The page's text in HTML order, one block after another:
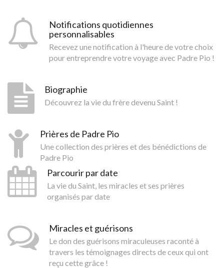
Notifications quotidiennes
personnalisables
Recevez une notification à l'heure de votre choix
pour entreprendre votre voyage avec Padre Pio !
Biographie
Découvrez la vie du frère devenu Saint !
Prières de Padre Pio
Une collection des prières et des bénédictions de
Padre Pio
Parcourir par date
La vie du Saint, les miracles et ses prières
organisés par date
Miracles et guérisons
Le don des guérisons miraculeuses raconté à
travers les témoignages directs de ceux qui ont
reçu cette grâce !